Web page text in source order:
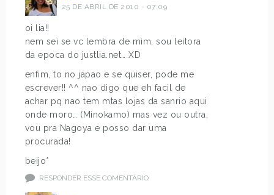
25 DE ABRIL DE 2010 - 07:09
oi lia!!
nem sei se vc lembra de mim, sou leitora
da epoca do justlia.net… XD
enfim, to no japao e se quiser, pode me
escrever!! ^^ nao digo que eh facil de
achar pq nao tem mtas lojas da sanrio aqui
onde moro… (Minokamo) mas vez ou outra,
vou pra Nagoya e posso dar uma
procurada!
beijo*
RESPONDER ESSE COMENTÁRIO